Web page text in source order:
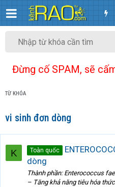
Đừng cố SPAM, sẽ
TỪ KHÓA
vi sinh đơn dòng
K Toàn quốc
dòng
Thành phần: Enterococcus
– Tăng khả năng tiêu hóa